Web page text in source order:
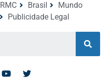
RMC Brasil
Mundo
Publicidade Legal